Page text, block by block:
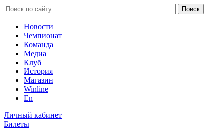
Новости
Чемпионат
Команда
Медиа
Клуб
История
Магазин
Winline
En
Личный кабинет
Билеты